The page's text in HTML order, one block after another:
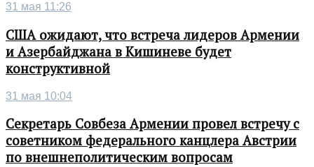
31 мая 11:26
США ожидают, что встреча лидеров Армении
и Азербайджана в Кишиневе будет
конструктивной
31 мая 10:04
Секретарь Совбеза Армении провел встречу с
советником федерального канцлера Австрии
по внешнеполитическим вопросам